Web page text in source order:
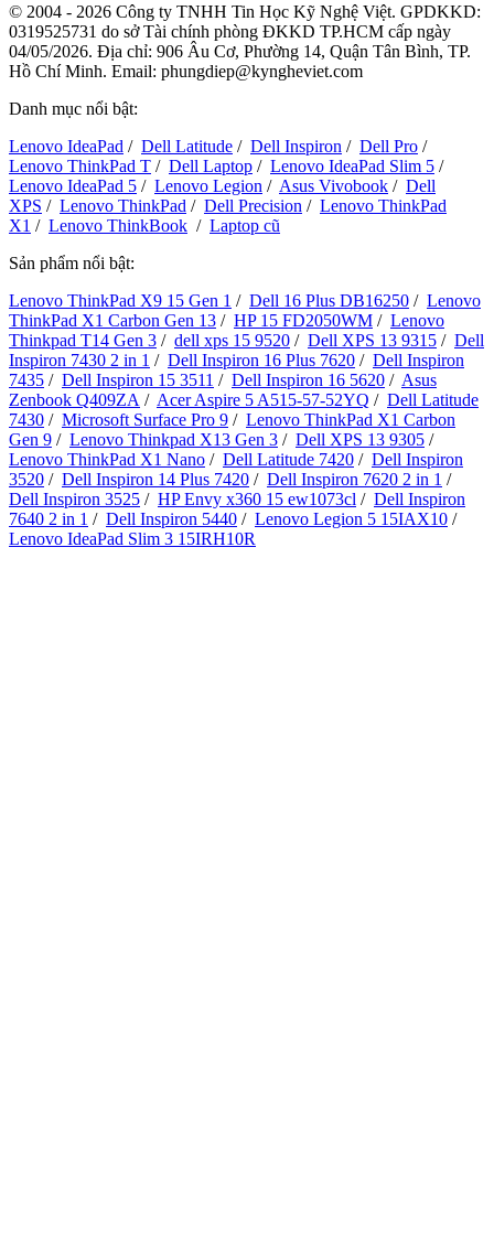
© 2004 - 2026 Công ty TNHH Tin Học Kỹ Nghệ Việt. GPDKKD:
0319525731 do sở Tài chính phòng ĐKKD TP.HCM cấp ngày
04/05/2026. Địa chỉ: 906 Âu Cơ, Phường 14, Quận Tân Bình, TP.
Hồ Chí Minh. Email: phungdiep@kyngheviet.com
Danh mục nổi bật:
Lenovo IdeaPad / Dell Latitude / Dell Inspiron / Dell Pro /
Lenovo ThinkPad T / Dell Laptop / Lenovo IdeaPad Slim 5 /
Lenovo IdeaPad 5 / Lenovo Legion / Asus Vivobook / Dell
XPS / Lenovo ThinkPad / Dell Precision / Lenovo ThinkPad
X1 / Lenovo ThinkBook / Laptop cũ
Sản phẩm nổi bật:
Lenovo ThinkPad X9 15 Gen 1 / Dell 16 Plus DB16250 / Lenovo
ThinkPad X1 Carbon Gen 13 / HP 15 FD2050WM / Lenovo
Thinkpad T14 Gen 3 / dell xps 15 9520 / Dell XPS 13 9315 / Dell
Inspiron 7430 2 in 1 / Dell Inspiron 16 Plus 7620 / Dell Inspiron
7435 / Dell Inspiron 15 3511 / Dell Inspiron 16 5620 / Asus
Zenbook Q409ZA / Acer Aspire 5 A515-57-52YQ / Dell Latitude
7430 / Microsoft Surface Pro 9 / Lenovo ThinkPad X1 Carbon
Gen 9 / Lenovo Thinkpad X13 Gen 3 / Dell XPS 13 9305 /
Lenovo ThinkPad X1 Nano / Dell Latitude 7420 / Dell Inspiron
3520 / Dell Inspiron 14 Plus 7420 / Dell Inspiron 7620 2 in 1 /
Dell Inspiron 3525 / HP Envy x360 15 ew1073cl / Dell Inspiron
7640 2 in 1 / Dell Inspiron 5440 / Lenovo Legion 5 15IAX10 /
Lenovo IdeaPad Slim 3 15IRH10R